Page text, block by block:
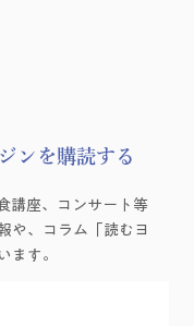
ンを購読する
講座、コンサート等
や、コラム「読むヨ
ます。